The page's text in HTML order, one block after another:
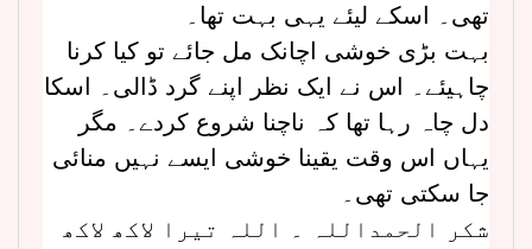
تھی۔ اسکے لیئے یہی بہت تھا۔
بہت بڑی خوشی اچانک مل جائے تو کیا کرنا
چاہیئے۔ اس نے ایک نظر اپنے گرد ڈالی۔ اسکا
دل چاہ رہا تھا کہ ناچنا شروع کردے۔ مگر
یہاں اس وقت یقینا خوشی ایسے نہیں منائی
جا سکتی تھی۔
شکر الحمداللہ ۔ اللہ تیرا لاکھ لاکھ